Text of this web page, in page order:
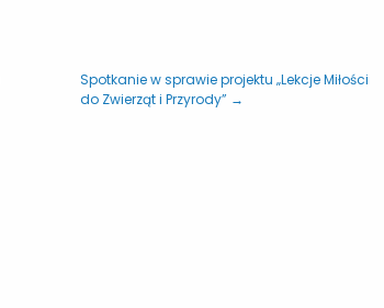
Spotkanie w sprawie projektu „Lekcje Miłości
do Zwierząt i Przyrody” →